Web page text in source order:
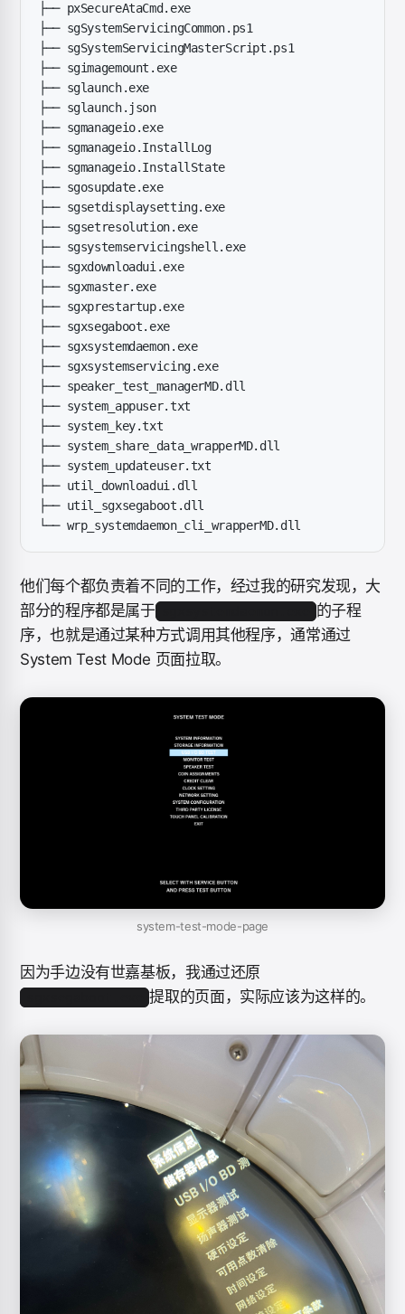
├── pxSecureAtaCmd.exe
├── sgSystemServicingCommon.ps1
├── sgSystemServicingMasterScript.ps1
├── sgimagemount.exe
├── sglaunch.exe
├── sglaunch.json
├── sgmanageio.exe
├── sgmanageio.InstallLog
├── sgmanageio.InstallState
├── sgosupdate.exe
├── sgsetdisplaysetting.exe
├── sgsetresolution.exe
├── sgsystemservicingshell.exe
├── sgxdownloadui.exe
├── sgxmaster.exe
├── sgxprestartup.exe
├── sgxsegaboot.exe
├── sgxsystemdaemon.exe
├── sgxsystemservicing.exe
├── speaker_test_managerMD.dll
├── system_appuser.txt
├── system_key.txt
├── system_share_data_wrapperMD.dll
├── system_updateuser.txt
├── util_downloadui.dll
├── util_sgxsegaboot.dll
└── wrp_systemdaemon_cli_wrapperMD.dll
他们每个都负责着不同的工作，经过我的研究发现，大
部分的程序都是属于
的子程
序，也就是通过某种方式调用其他程序，通常通过
System Test Mode 页面拉取。
system-test-mode-page
因为手边没有世嘉基板，我通过还原
提取的页面，实际应该为这样的。